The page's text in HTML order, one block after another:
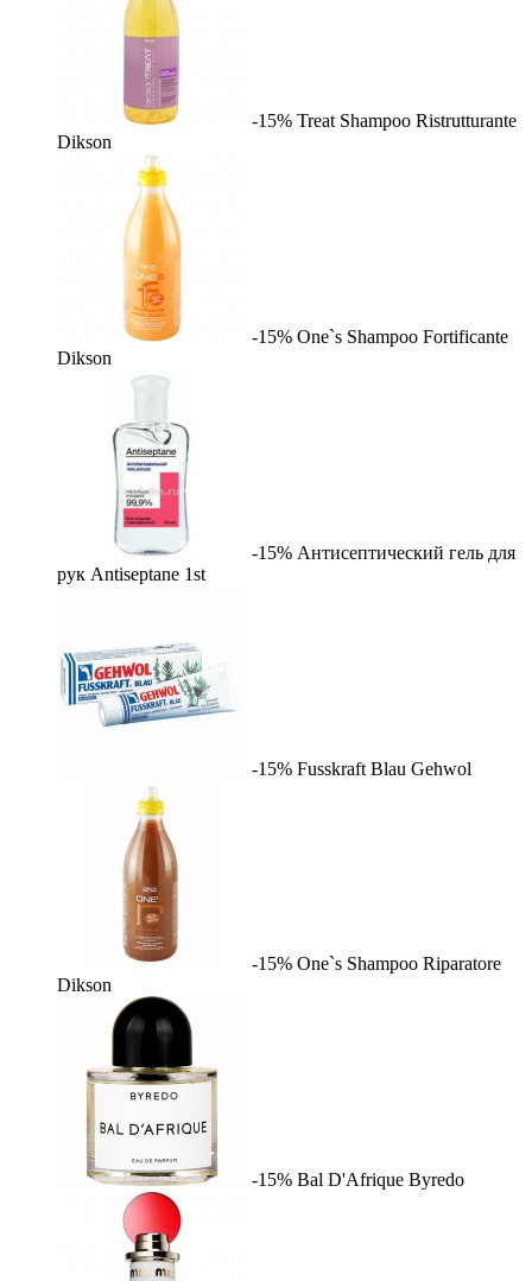
-15% Treat Shampoo Ristrutturante
Dikson
-15% One`s Shampoo Fortificante
Dikson
-15% Антисептический гель для
рук Antiseptane 1st
-15% Fusskraft Blau Gehwol
-15% One`s Shampoo Riparatore
Dikson
-15% Bal D'Afrique Byredo